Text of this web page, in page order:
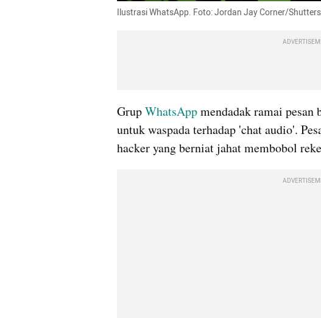
Ilustrasi WhatsApp. Foto: Jordan Jay Corner/
Grup WhatsApp mendadak ramai pesan
untuk waspada terhadap 'chat audio'.
hacker yang berniat jahat membobol